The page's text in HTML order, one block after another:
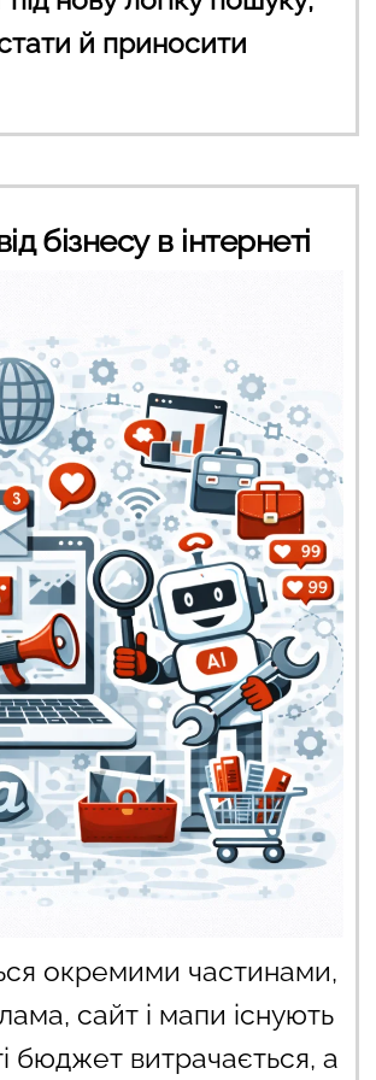
й приносити
бізнесу в інтернеті
окремими частинами,
сайт і мапи існують
бюджет витрачається, а